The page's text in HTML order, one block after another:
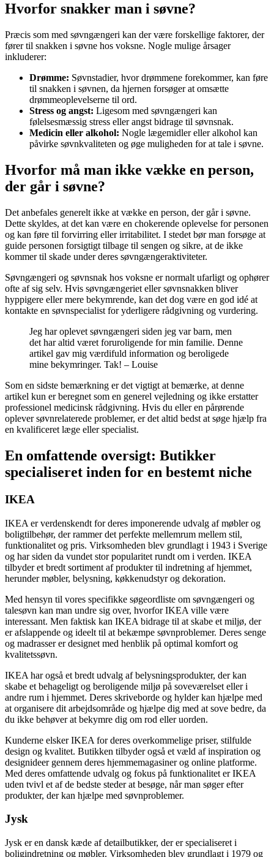
Hvorfor snakker man i søvne?
Præcis som med søvngængeri kan der være forskellige faktorer, der
fører til snakken i søvne hos voksne. Nogle mulige årsager
inkluderer:
Drømme: Søvnstadier, hvor drømmene forekommer, kan føre
til snakken i søvnen, da hjernen forsøger at omsætte
drømmeoplevelserne til ord.
Stress og angst: Ligesom med søvngængeri kan
følelsesmæssig stress eller angst bidrage til søvnsnak.
Medicin eller alkohol: Nogle lægemidler eller alkohol kan
påvirke søvnkvaliteten og øge muligheden for at tale i søvne.
Hvorfor må man ikke vække en person,
der går i søvne?
Det anbefales generelt ikke at vække en person, der går i søvne.
Dette skyldes, at det kan være en chokerende oplevelse for personen
og kan føre til forvirring eller irritabilitet. I stedet bør man forsøge at
guide personen forsigtigt tilbage til sengen og sikre, at de ikke
kommer til skade under deres søvngængeraktiviteter.
Søvngængeri og søvnsnak hos voksne er normalt ufarligt og ophører
ofte af sig selv. Hvis søvngængeriet eller søvnsnakken bliver
hyppigere eller mere bekymrende, kan det dog være en god idé at
kontakte en søvnspecialist for yderligere rådgivning og vurdering.
Jeg har oplevet søvngængeri siden jeg var barn, men
det har altid været foruroligende for min familie. Denne
artikel gav mig værdifuld information og beroligede
mine bekymringer. Tak! – Louise
Som en sidste bemærkning er det vigtigt at bemærke, at denne
artikel kun er beregnet som en generel vejledning og ikke erstatter
professionel medicinsk rådgivning. Hvis du eller en pårørende
oplever søvnrelaterede problemer, er det altid bedst at søge hjælp fra
en kvalificeret læge eller specialist.
En omfattende oversigt: Butikker
specialiseret inden for en bestemt niche
IKEA
IKEA er verdenskendt for deres imponerende udvalg af møbler og
boligtilbehør, der rammer det perfekte mellemrum mellem stil,
funktionalitet og pris. Virksomheden blev grundlagt i 1943 i Sverige
og har siden da vundet stor popularitet rundt om i verden. IKEA
tilbyder et bredt sortiment af produkter til indretning af hjemmet,
herunder møbler, belysning, køkkenudstyr og dekoration.
Med hensyn til vores specifikke søgeordliste om søvngængeri og
talesøvn kan man undre sig over, hvorfor IKEA ville være
interessant. Men faktisk kan IKEA bidrage til at skabe et miljø, der
er afslappende og ideelt til at bekæmpe søvnproblemer. Deres senge
og madrasser er designet med henblik på optimal komfort og
kvalitetssøvn.
IKEA har også et bredt udvalg af belysningsprodukter, der kan
skabe et behageligt og beroligende miljø på soveværelset eller i
andre rum i hjemmet. Deres skriveborde og hylder kan hjælpe med
at organisere dit arbejdsområde og hjælpe dig med at sove bedre, da
du ikke behøver at bekymre dig om rod eller uorden.
Kunderne elsker IKEA for deres overkommelige priser, stilfulde
design og kvalitet. Butikken tilbyder også et væld af inspiration og
designideer gennem deres hjemmemagasiner og online platforme.
Med deres omfattende udvalg og fokus på funktionalitet er IKEA
uden tvivl et af de bedste steder at besøge, når man søger efter
produkter, der kan hjælpe med søvnproblemer.
Jysk
Jysk er en dansk kæde af detailbutikker, der er specialiseret i
boligindretning og møbler. Virksomheden blev grundlagt i 1979 og